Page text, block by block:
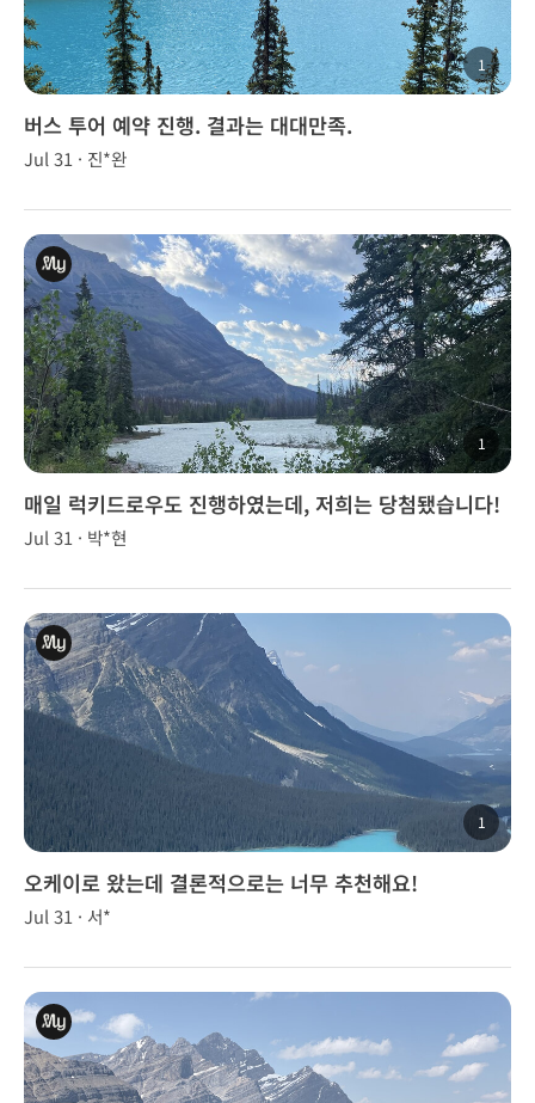
1
버스 투어 예약 진행. 결과는 대대만족.
Jul 31 · 진*완
1
매일 럭키드로우도 진행하였는데, 저희는 당첨됐습니다!
여행 중 당첨의 기쁨도 맛보았습니다.
Jul 31 · 박*현
1
오케이로 왔는데 결론적으로는 너무 추천해요!
Jul 31 · 서*